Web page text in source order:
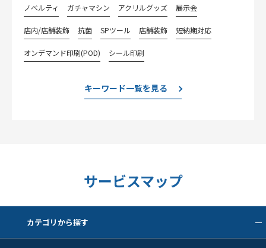
ノベルティ ガチャマシン アクリルグッズ 展示会
店内/店舗装飾 抗菌 SPツール 店舗装飾 短納期対応
オンデマンド印刷(POD) シール印刷
キーワード一覧を見る
サービスマップ
カテゴリから探す